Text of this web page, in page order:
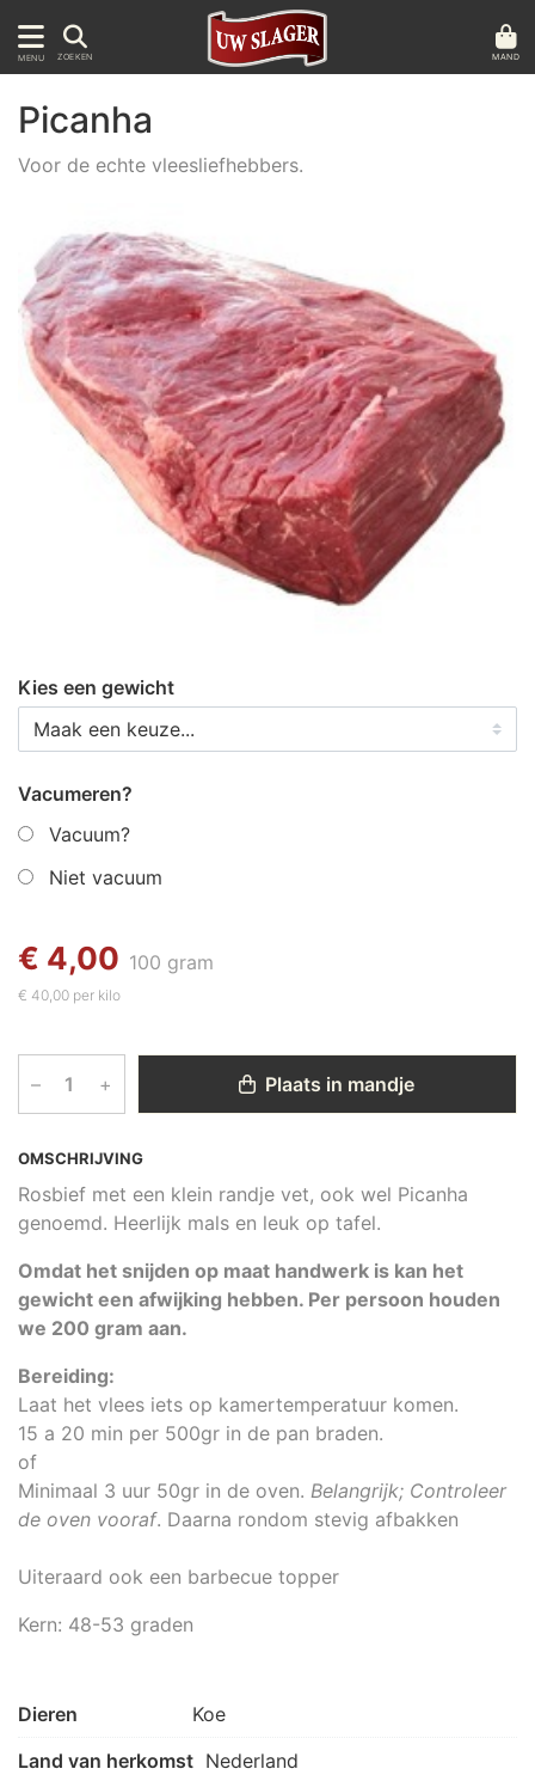
MENU ZOEKEN MAND
OMSCHRIJVING
Rosbief met een klein randje vet, ook wel Picanha
genoemd. Heerlijk mals en leuk op tafel.
Omdat het snijden op maat handwerk is kan het
gewicht een afwijking hebben. Per persoon houden
we 200 gram aan.
Bereiding:
Laat het vlees iets op kamertemperatuur komen.
15 a 20 min per 500gr in de pan braden.
of
Minimaal 3 uur 50gr in de oven. Belangrijk; Controleer
de oven vooraf. Daarna rondom stevig afbakken
Uiteraard ook een barbecue topper
Kern: 48-53 graden
Picanha
Voor de echte vleesliefhebbers.
Kies een gewicht
Vacumeren?
Vacuum?
Niet vacuum
€ 4,00 100 gram
€ 40,00 per kilo
– + Plaats in mandje
Dieren
Koe
Land van herkomst Nederland